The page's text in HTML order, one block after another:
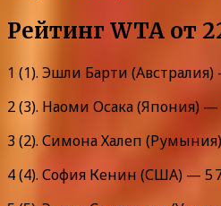
Рейтинг WTA от
1 (1). Эшли Барти (Австралия)
2 (3). Наоми Осака (Япония) —
3 (2). Симона Халеп
4 (4). София Кенин (США) — 5